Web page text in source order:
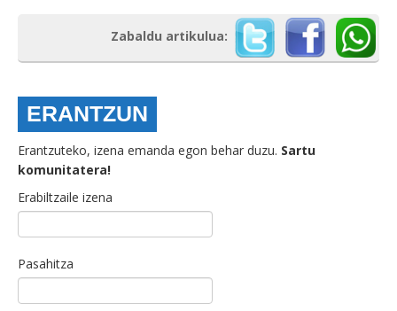
Zabaldu artikulua:
ERANTZUN
Erantzuteko, izena emanda egon behar duzu. Sartu
komunitatera!
Erabiltzaile izena
Pasahitza